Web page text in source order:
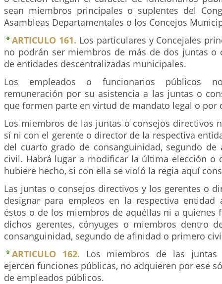
sean miembros principales o suplentes del
Asambleas Departamentales o los Concejos
ARTICULO 161. Los particulares y Concejales
no podrán ser miembros de más de dos juntas o
de entidades descentralizadas municipales.
Los empleados o funcionarios públicos
remuneración por su asistencia a las juntas o
que formen parte en virtud de mandato legal o por
Los miembros de las juntas o consejos directivos
sí ni con el gerente o director de la respectiva
del cuarto grado de consanguinidad, segundo
civil. Habrá lugar a modificar la última elección o
hubiere hecho, si con ella se violó la regia aquí
Las juntas o consejos directivos y los gerentes o
designar para empleos en la respectiva entidad
éstos o de los miembros de aquéllas ni a quienes
dichos gerentes, cónyuges o miembros dentro
consanguinidad, segundo de afinidad o primero
ARTICULO 162. Los miembros de las juntas
ejercen funciones públicas, no adquieren por ese
de empleados públicos.